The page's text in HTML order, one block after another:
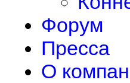
Форум
Пресса
О